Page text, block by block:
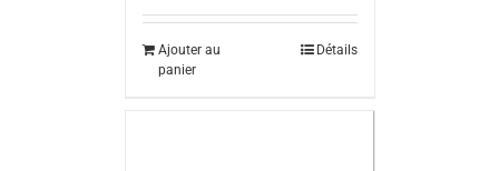
Ajouter au
panier
Détails